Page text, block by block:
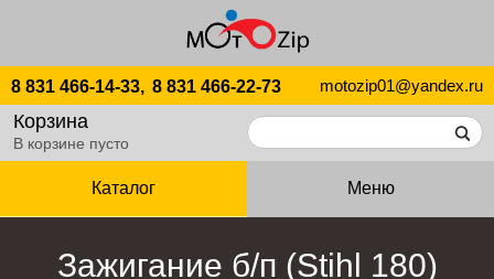
8 831 466-14-33, 8 831 466-22-73 motozip01@yandex.ru
Корзина
В корзине пусто
Каталог Меню
Зажигание б/п (Stihl 180)